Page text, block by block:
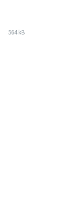
564 kB